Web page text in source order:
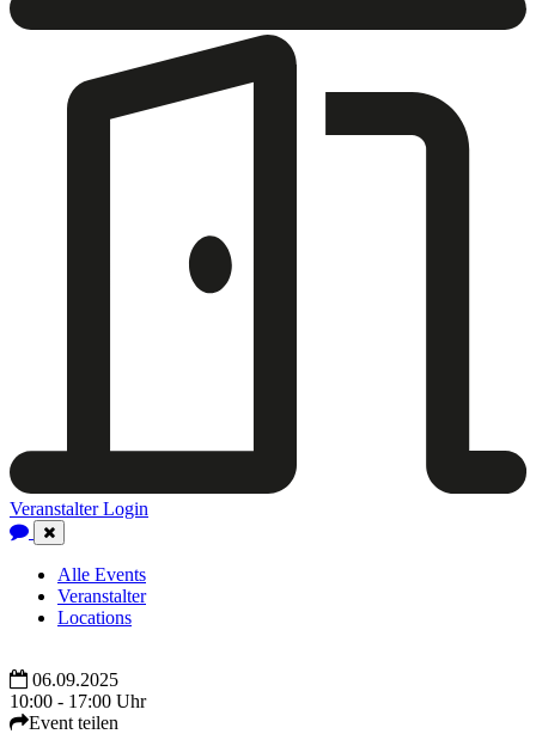
Veranstalter Login
Close
Navigation
Alle Events
Veranstalter
Locations
06.09.2025
10:00 - 17:00 Uhr
Event teilen